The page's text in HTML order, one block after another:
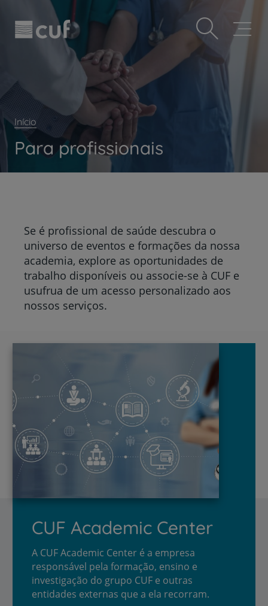
este
inclui
acessibilidade.
para
conteúdo
Prevenção e bem-estar
Grandes Áreas da Saúde
Serviços CUF
Plano +CUF
My CUF
Clientes e acompanhantes
CUF Academic Center
PT EN
Início
Para profissionais
Se é profissional de saúde descubra o
universo de eventos e formações da nossa
academia, explore as oportunidades de
trabalho disponíveis ou associe-se à CUF e
usufrua de um acesso personalizado aos
nossos serviços.
CUF Academic Center
A CUF Academic Center é a empresa
responsável pela formação, ensino e
investigação do grupo CUF e outras
entidades externas que a ela recorram.